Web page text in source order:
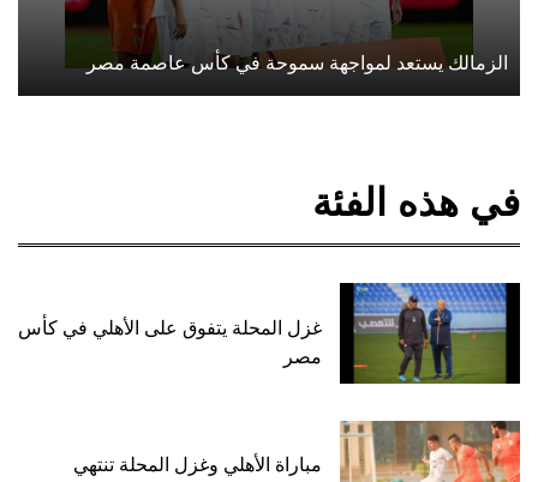
الزمالك يستعد لمواجهة سموحة في كأس عاصمة مصر
في هذه الفئة
غزل المحلة يتفوق على الأهلي في كأس
مصر
مباراة الأهلي وغزل المحلة تنتهي